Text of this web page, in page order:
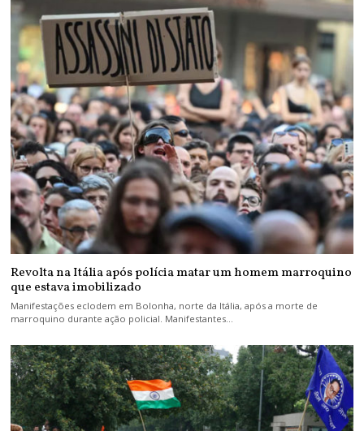
Revolta na Itália após polícia matar um homem marroquino
que estava imobilizado
Manifestações eclodem em Bolonha, norte da Itália, após a morte de
marroquino durante ação policial. Manifestantes…